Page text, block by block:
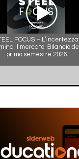
FOCUS – L’incertezza
il mercato. Bilancio del
primo semestre 2026